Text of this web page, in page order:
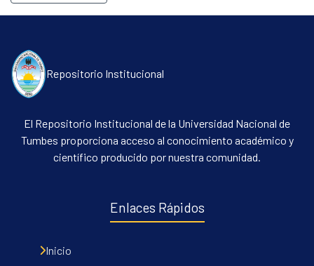
Repositorio Institucional
El Repositorio Institucional de la Universidad Nacional de
Tumbes proporciona acceso al conocimiento académico y
científico producido por nuestra comunidad.
Enlaces Rápidos
Inicio